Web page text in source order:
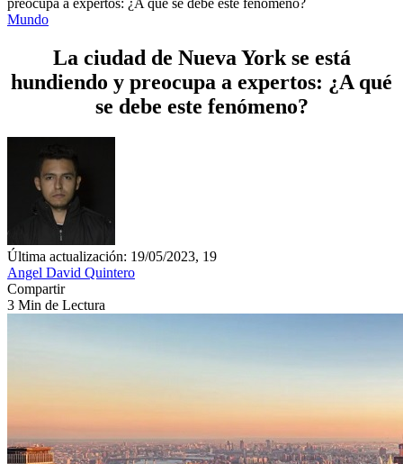
preocupa a expertos: ¿A qué se debe este fenómeno?
Mundo
La ciudad de Nueva York se está
hundiendo y preocupa a expertos: ¿A qué
se debe este fenómeno?
Última actualización: 19/05/2023, 19
Angel David Quintero
Compartir
3 Min de Lectura